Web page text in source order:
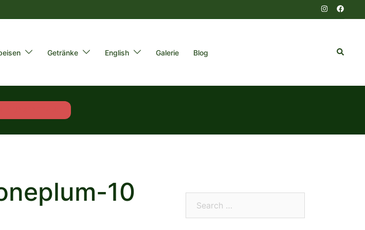
Getränke English Galerie Blog Search
10